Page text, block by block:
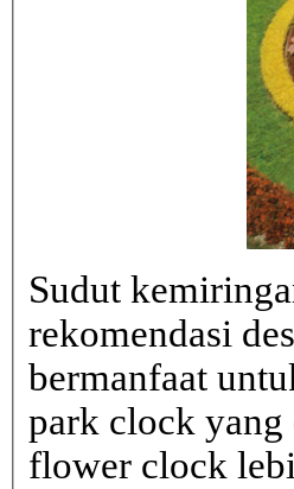
Sudut
rekomendasi
bermanfaat
park clock yang
flower clock